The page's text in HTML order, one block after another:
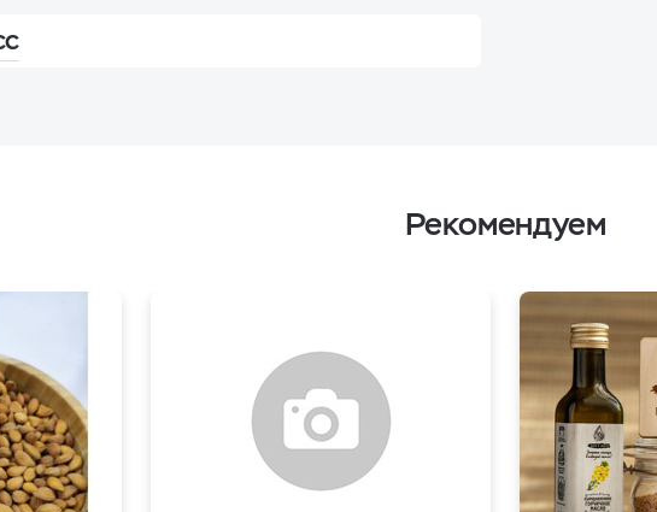
Рекомендуем